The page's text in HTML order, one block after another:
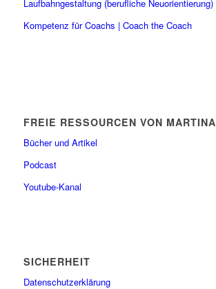
Laufbahngestaltung (berufliche Neuorientierung)
Kompetenz für Coachs | Coach the Coach
FREIE RESSOURCEN VON MARTINA
Bücher und Artikel
Podcast
Youtube-Kanal
SICHERHEIT
Datenschutzerklärung